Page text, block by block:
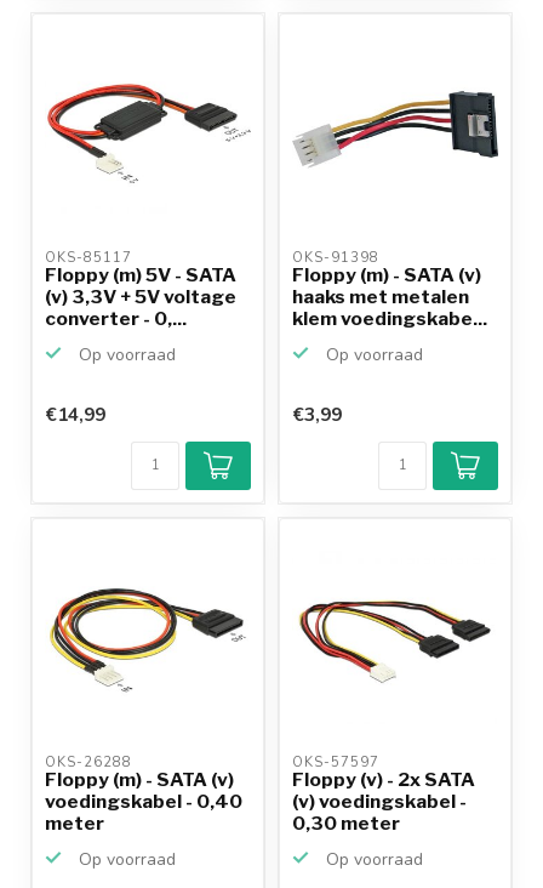
OKS-85117
Floppy (m) 5V - SATA
(v) 3,3V + 5V voltage
converter - 0,...
Op voorraad
€14,99
OKS-91398
Floppy (m) - SATA (v)
haaks met metalen
klem voedingskabe...
Op voorraad
€3,99
OKS-26288
Floppy (m) - SATA (v)
voedingskabel - 0,40
meter
Op voorraad
OKS-57597
Floppy (v) - 2x SATA
(v) voedingskabel -
0,30 meter
Op voorraad